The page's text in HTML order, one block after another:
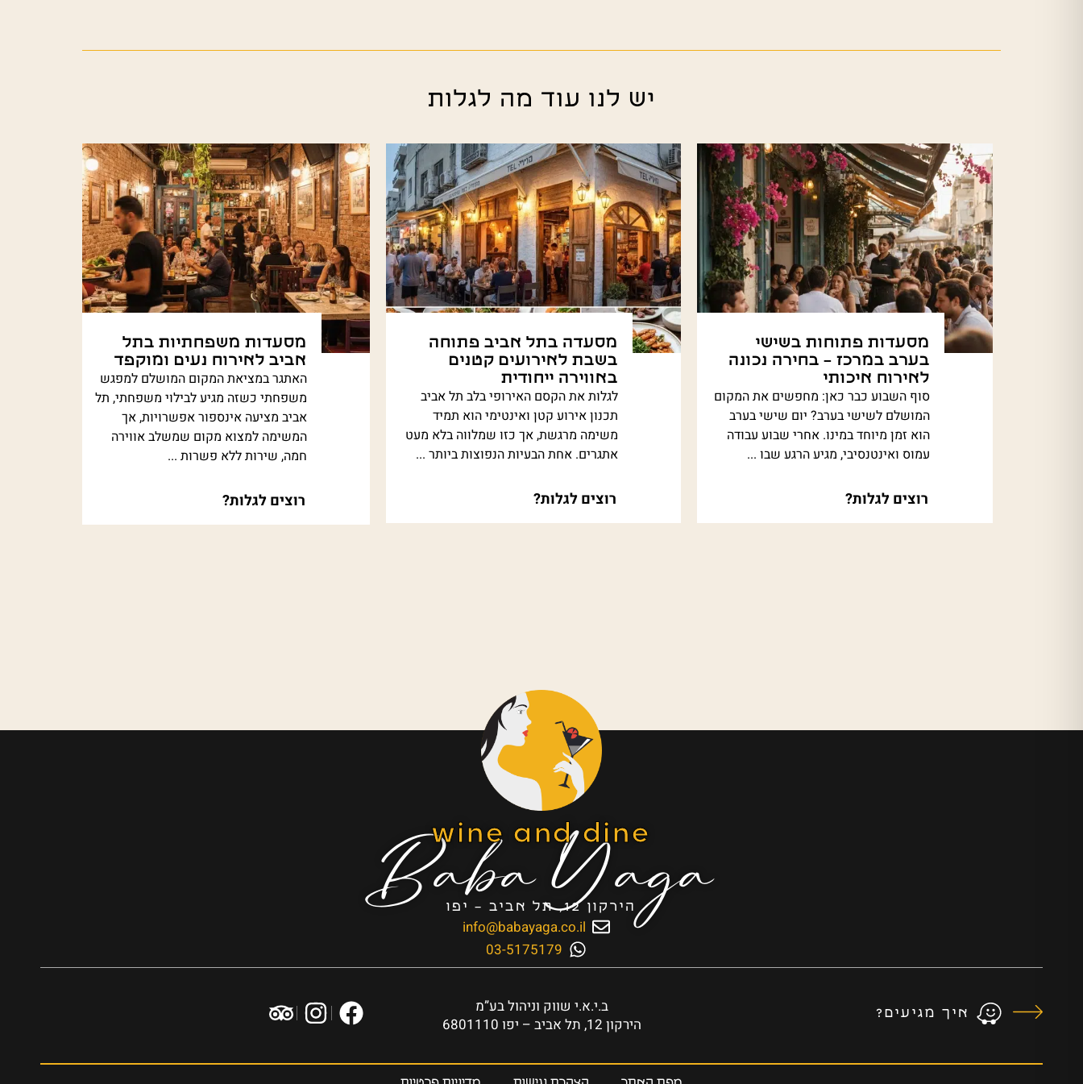
יש לנו עוד מה לגלות
מסעדות פתוחות בשישי
בערב במרכז – בחירה נכונה
לאירוח איכותי
סוף השבוע כבר כאן: מחפשים את המקום
המושלם לשישי בערב? יום שישי בערב
הוא זמן מיוחד במינו. אחרי שבוע עבודה
עמוס ואינטנסיבי, מגיע הרגע שבו ...
רוצים לגלות?
מסעדה בתל אביב פתוחה
בשבת לאירועים קטנים
באווירה ייחודית
לגלות את הקסם האירופי בלב תל אביב
תכנון אירוע קטן ואינטימי הוא תמיד
משימה מרגשת, אך כזו שמלווה בלא מעט
אתגרים. אחת הבעיות הנפוצות ביותר ...
רוצים לגלות?
מסעדות משפחתיות בתל
אביב לאירוח נעים ומוקפד
האתגר במציאת המקום המושלם למפגש
משפחתי כשזה מגיע לבילוי משפחתי, תל
אביב מציעה אינספור אפשרויות, אך
המשימה למצוא מקום שמשלב אווירה
חמה, שירות ללא פשרות ...
רוצים לגלות?
wine and dine
Baba Yaga
הירקון 12, תל אביב – יפו
info@babayaga.co.il
03-5175179
איך מגיעים?
ב.י.א.י שווק וניהול בע”מ
הירקון 12, תל אביב – יפו 6801110